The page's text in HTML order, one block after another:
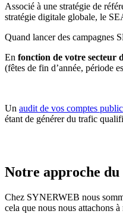
Associé à une stratégie de
stratégie digitale globale, le
Quand lancer des campagnes
En fonction de votre secteur
(fêtes de fin d’année, période
Un audit de vos comptes
étant de générer du trafic
Notre approche
Chez SYNERWEB nous
cela que nous nous attachons